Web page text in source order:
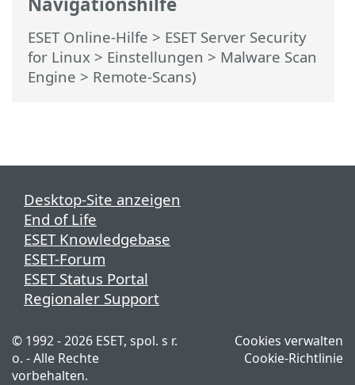
ESET Online-Hilfe > ESET Server Security
for Linux > Einstellungen > Malware Scan
Engine > Remote-Scans)
Desktop-Site anzeigen
End of Life
ESET Knowledgebase
ESET-Forum
ESET Status Portal
Regionaler Support
© 1992 - 2026 ESET, spol. s r.
o. - Alle Rechte
vorbehalten.
Cookies verwalten
Cookie-Richtlinie